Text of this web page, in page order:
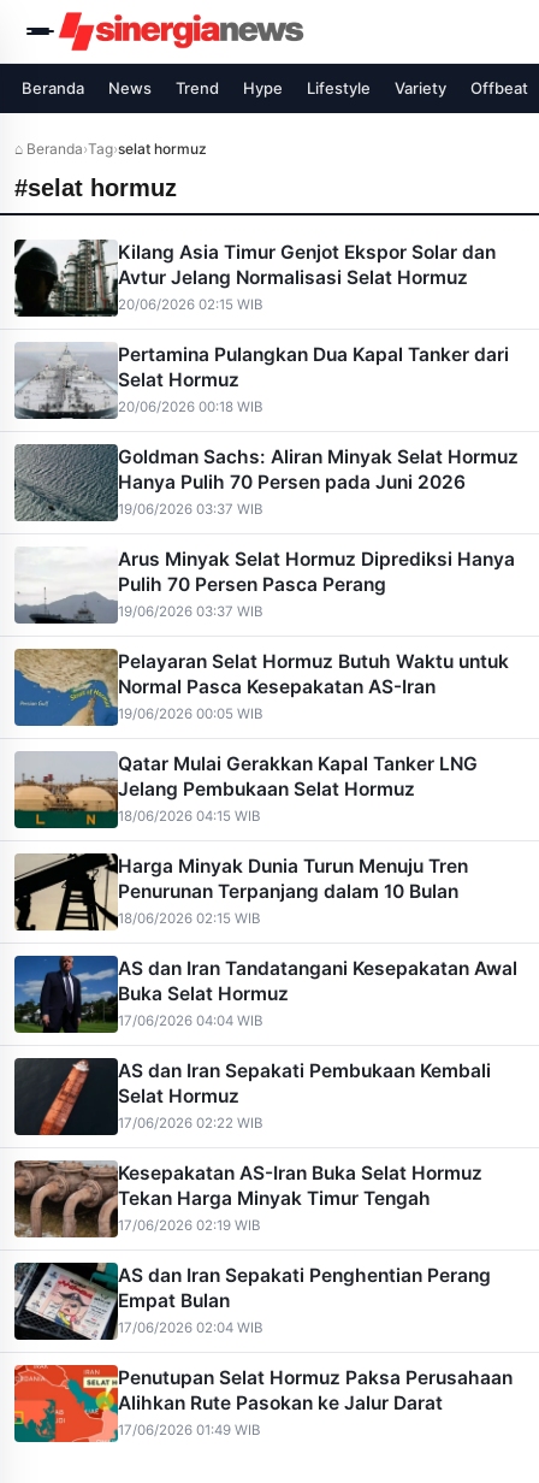
Beranda News Trend Hype Lifestyle Variety Offbeat
⌂ Beranda›Tag›selat hormuz
#selat hormuz
Kilang Asia Timur Genjot Ekspor Solar dan
Avtur Jelang Normalisasi Selat Hormuz
20/06/2026 02:15 WIB
Pertamina Pulangkan Dua Kapal Tanker dari
Selat Hormuz
20/06/2026 00:18 WIB
Goldman Sachs: Aliran Minyak Selat Hormuz
Hanya Pulih 70 Persen pada Juni 2026
19/06/2026 03:37 WIB
Arus Minyak Selat Hormuz Diprediksi Hanya
Pulih 70 Persen Pasca Perang
19/06/2026 03:37 WIB
Pelayaran Selat Hormuz Butuh Waktu untuk
Normal Pasca Kesepakatan AS-Iran
19/06/2026 00:05 WIB
Qatar Mulai Gerakkan Kapal Tanker LNG
Jelang Pembukaan Selat Hormuz
18/06/2026 04:15 WIB
Harga Minyak Dunia Turun Menuju Tren
Penurunan Terpanjang dalam 10 Bulan
18/06/2026 02:15 WIB
AS dan Iran Tandatangani Kesepakatan Awal
Buka Selat Hormuz
17/06/2026 04:04 WIB
AS dan Iran Sepakati Pembukaan Kembali
Selat Hormuz
17/06/2026 02:22 WIB
Kesepakatan AS-Iran Buka Selat Hormuz
Tekan Harga Minyak Timur Tengah
17/06/2026 02:19 WIB
AS dan Iran Sepakati Penghentian Perang
Empat Bulan
17/06/2026 02:04 WIB
Penutupan Selat Hormuz Paksa Perusahaan
Alihkan Rute Pasokan ke Jalur Darat
17/06/2026 01:49 WIB